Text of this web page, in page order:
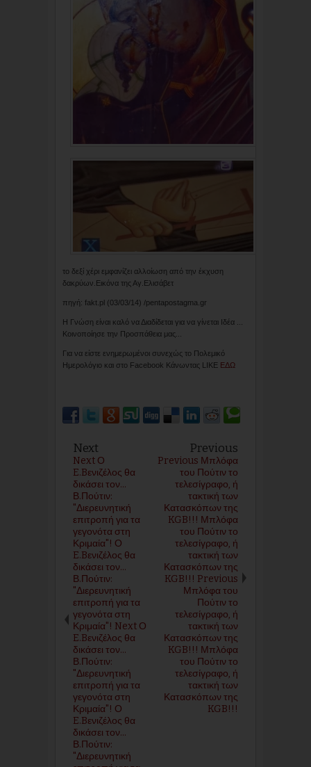
το δεξί χέρι εμφανίζει αλλοίωση από την έκχυση
δακρύων.Εικόνα της Αγ.Ελισάβετ
πηγή: fakt.pl (03/03/14) /pentapostagma.gr
Η Γνώση είναι καλό να Διαδίδεται για να γίνεται Ιδέα ...
Κοινοποίησε την Προσπάθεια μας...
Για να είστε ενημερωμένοι συνεχώς το Πολεμικό
Ημερολόγιο και στο Facebook Κάνωντας LIKE ΕΔΩ
Next
Next Ο
E.Bενιζέλος θα
δικάσει τον...
Β.Πούτιν:
"Διερευνητική
επιτροπή για τα
γεγονότα στη
Κριμαία"! Ο
E.Bενιζέλος θα
δικάσει τον...
Β.Πούτιν:
"Διερευνητική
επιτροπή για τα
γεγονότα στη
Κριμαία"! Next Ο
E.Bενιζέλος θα
δικάσει τον...
Β.Πούτιν:
"Διερευνητική
επιτροπή για τα
γεγονότα στη
Κριμαία"! Ο
E.Bενιζέλος θα
δικάσει τον...
Β.Πούτιν:
"Διερευνητική
Previous
Previous Μπλόφα
του Πούτιν το
τελεσίγραφο, ή
τακτική των
Κατασκόπων της
KGB!!! Μπλόφα
του Πούτιν το
τελεσίγραφο, ή
τακτική των
Κατασκόπων της
KGB!!! Previous
Μπλόφα του
Πούτιν το
τελεσίγραφο, ή
τακτική των
Κατασκόπων της
KGB!!! Μπλόφα
του Πούτιν το
τελεσίγραφο, ή
τακτική των
Κατασκόπων της
KGB!!!